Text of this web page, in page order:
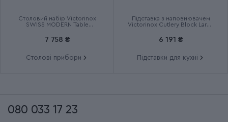
Столовий набір Victorinox
SWISS MODERN Table
7 758 ₴
Столові прибори
Підставка з наповнювачем
Victorinox Cutlery Block Large
6 191 ₴
Підставки для кухні
080 033 17 23